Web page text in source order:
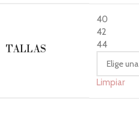
TALLAS
40
42
44
Limpiar